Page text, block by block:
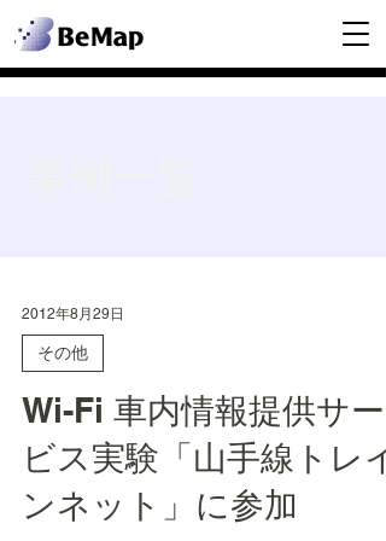
2012年8月29日
その他
Wi-Fi 車内情報提供サー
ビス実験「山手線トレイ
ンネット」に参加